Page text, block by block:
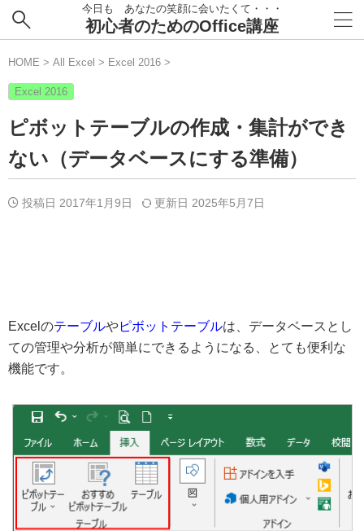
今日も あなたの笑顔に会いたくて・・・
初心者のためのOffice講座
HOME > All Excel > Excel 2016 >
Excel 2016
ピボットテーブルの作成・集計ができ
ない（データベースにする準備）
投稿日 2017年1月9日 更新日 2025年5月7日
Excelのテーブルやピボットテーブルは、データベースとし
ての管理や分析が簡単にできるようになる、とても便利な
機能です。